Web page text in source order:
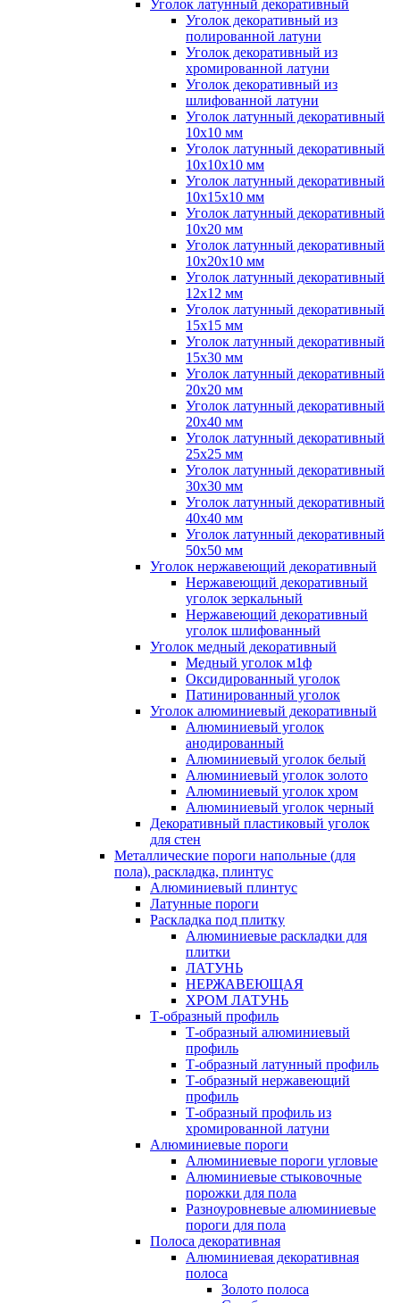
Уголок латунный декоративный
Уголок декоративный из
полированной латуни
Уголок декоративный из
хромированной латуни
Уголок декоративный из
шлифованной латуни
Уголок латунный декоративный
10x10 мм
Уголок латунный декоративный
10x10x10 мм
Уголок латунный декоративный
10x15x10 мм
Уголок латунный декоративный
10x20 мм
Уголок латунный декоративный
10x20x10 мм
Уголок латунный декоративный
12x12 мм
Уголок латунный декоративный
15x15 мм
Уголок латунный декоративный
15x30 мм
Уголок латунный декоративный
20x20 мм
Уголок латунный декоративный
20x40 мм
Уголок латунный декоративный
25x25 мм
Уголок латунный декоративный
30x30 мм
Уголок латунный декоративный
40x40 мм
Уголок латунный декоративный
50x50 мм
Уголок нержавеющий декоративный
Нержавеющий декоративный
уголок зеркальный
Нержавеющий декоративный
уголок шлифованный
Уголок медный декоративный
Медный уголок м1ф
Оксидированный уголок
Патинированный уголок
Уголок алюминиевый декоративный
Алюминиевый уголок
анодированный
Алюминиевый уголок белый
Алюминиевый уголок золото
Алюминиевый уголок хром
Алюминиевый уголок черный
Декоративный пластиковый уголок
для стен
Металлические пороги напольные (для
пола), раскладка, плинтус
Алюминиевый плинтус
Латунные пороги
Раскладка под плитку
Алюминиевые раскладки для
плитки
ЛАТУНЬ
НЕРЖАВЕЮЩАЯ
ХРОМ ЛАТУНЬ
Т-образный профиль
Т-образный алюминиевый
профиль
Т-образный латунный профиль
Т-образный нержавеющий
профиль
Т-образный профиль из
хромированной латуни
Алюминиевые пороги
Алюминиевые пороги угловые
Алюминиевые стыковочные
порожки для пола
Разноуровневые алюминиевые
пороги для пола
Полоса декоративная
Алюминиевая декоративная
полоса
Золото полоса